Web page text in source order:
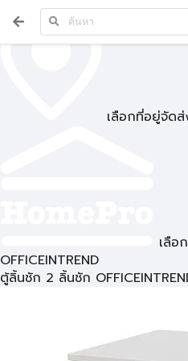
เลือกที่อยู่จัด
เลือ
OFFICEINTREND
ตู้ลิ้นชัก 2 ลิ้นชัก